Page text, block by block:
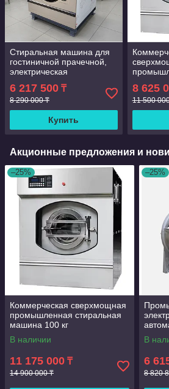
Стиральная машина для
гостиничной прачечной,
электрическая
промышленная
стиральная машина 25 кг
6 217 500 ₸
8 290 000 ₸
Купить
8 625
11 500
Акционные предложения и
–25%
Коммерческая сверхмощная
промышленная стиральная
машина 100 кг
В наличии
11 175 000 ₸
14 900 000 ₸
–25%
В
6
8 820